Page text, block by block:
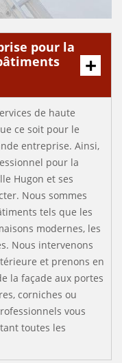
pour la
de haute
ce soit pour le
entreprise. Ainsi,
pour la
Hugon et ses
Nous sommes
tels que les
modernes, les
Nous intervenons
et prenons en
la façade aux portes
corniches ou
vous
toutes les